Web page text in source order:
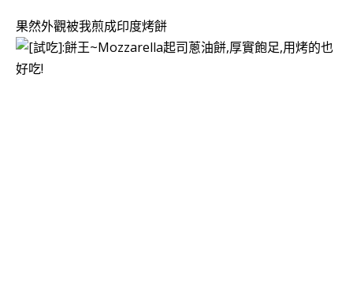
果然外觀被我煎成印度烤餅